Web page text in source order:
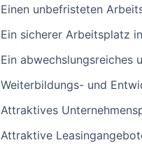
Einen unbefristeten
Ein sicherer Arbeitsplatz
Ein abwechslungsreiches
Weiterbildungs- und
Attraktives
Attraktive